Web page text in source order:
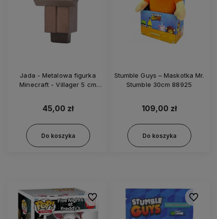
Jada - Metalowa figurka
Minecraft - Villager 5 cm
45,00 zł
Do koszyka
Stumble Guys – Maskotka Mr.
Stumble 30cm 88925
109,00 zł
Do koszyka
Do ulubionych Do